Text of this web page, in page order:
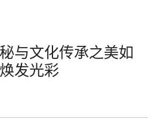
与文化传承之美如
发光彩